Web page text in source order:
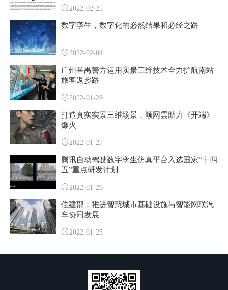
2022-02-25
数字孪生，数字化的必然结果和必经之路
2022-02-04
广州番禺警方运用实景三维技术全力护航南站
旅客返乡路
2022-01-28
打造真实实景三维场景，顺网雲助力《开端》
爆火
2022-01-27
腾讯自动驾驶数字孪生仿真平台入选国家“十四
五”重点研发计划
2022-01-26
住建部：推进智慧城市基础设施与智能网联汽
车协同发展
2022-01-25